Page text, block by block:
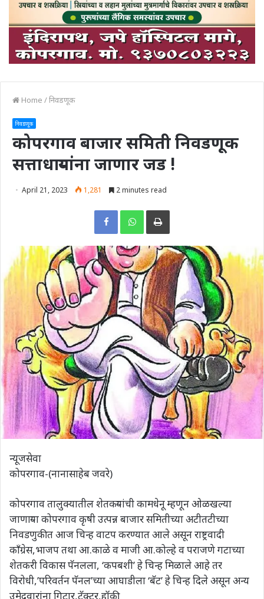
Home /निवडणूक
निवडणूक
कोपरगाव बाजार समिती निवडणूक
सत्ताधाऱ्यांना जाणार जड !
April 21, 2023 1,281 2 minutes read
Print
न्यूजसेवा
कोपरगाव-(नानासाहेब जवरे)
कोपरगाव तालुक्यातील शेतकऱ्यांची कामधेनू म्हणून ओळखल्या
जाणाऱ्या कोपरगाव कृषी उत्पन्न बाजार समितीच्या अटीतटीच्या
निवडणुकीत आज चिन्ह वाटप करण्यात आले असून राष्ट्रवादी
काँग्रेस,भाजप तथा आ.काळे व माजी आ.कोल्हे व पराजणे गटाच्या
शेतकरी विकास पॅनलला, ‘कपबशी’ हे चिन्ह मिळाले आहे तर
विरोधी,’परिवर्तन पॅनल’च्या आघाडीला ‘बॅट’ हे चिन्ह दिले असून अन्य
उमेदवारांना गिटार,ट्रॅक्टर,हॉकी